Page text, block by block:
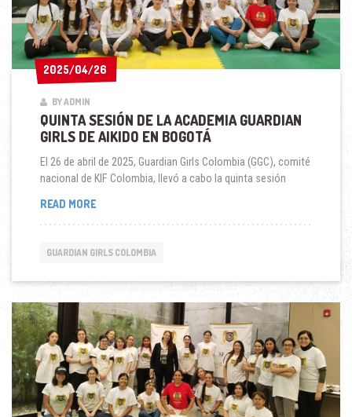
2025/04/26
2025/04/26
BY ADMIN
QUINTA SESIÓN DE LA ACADEMIA GUARDIAN
GIRLS DE AIKIDO EN BOGOTÁ
El 26 de abril de 2025, Guardian Girls Colombia (GGC), comité
nacional de KIF Colombia, llevó a cabo la quinta sesión
READ MOREQUINTA
LA
DE
AIKIDO
EN
BOGOTÁ
GUARDIAN GIRLS COLOMBIA